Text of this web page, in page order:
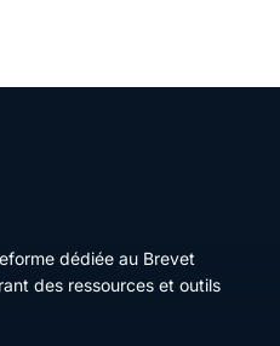
dédiée au Brevet
des ressources et outils